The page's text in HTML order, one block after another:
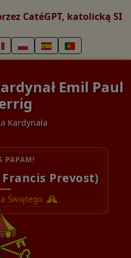
CatéGPT, katolicką SI
Emil Paul
Kardynała
PAPAM!
Prevost)
Świętego